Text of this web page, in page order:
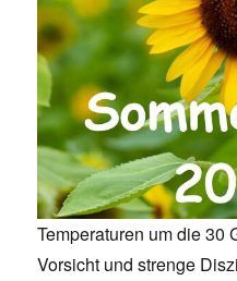
Temperaturen um die 30
Vorsicht und strenge